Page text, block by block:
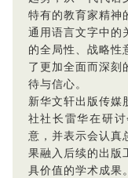
特有的教育家精神
通用语言文字中的
的全局性、战略性
了更加全面而深刻
待与信心。
新华文轩出版传媒
社社长雷华在研
意，并表示会认真
果融入后续的出版
具价值的学术成果。